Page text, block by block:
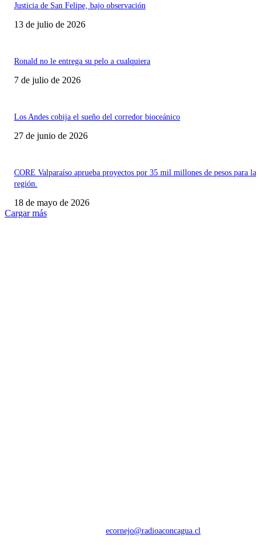
Justicia de San Felipe, bajo observación
13 de julio de 2026
Ronald no le entrega su pelo a cualquiera
7 de julio de 2026
Los Andes cobija el sueño del corredor bioceánico
27 de junio de 2026
CORE Valparaíso aprueba proyectos por 35 mil millones de pesos para la
región.
18 de mayo de 2026
Cargar más
ecornejo@radioaconcagua.cl